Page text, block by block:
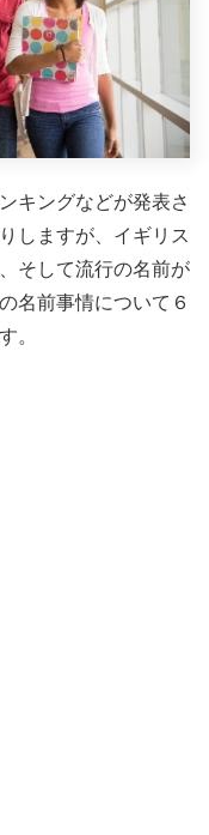
キングなどが発表さ
しますが、イギリス
そして流行の名前が
名前事情について６
。